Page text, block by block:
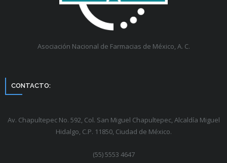
Asociación Nacional de Farmacias de México, A. C.
CONTACTO:
Av. Chapultepec No. 592, Col. San Miguel Chapultepec, Alcaldía Miguel
Hidalgo, C.P. 11850, Ciudad de México.
(55) 5553 4647